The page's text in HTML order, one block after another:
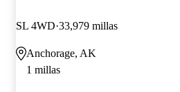
SL 4WD 33,979 millas
Anchorage, AK
1 millas